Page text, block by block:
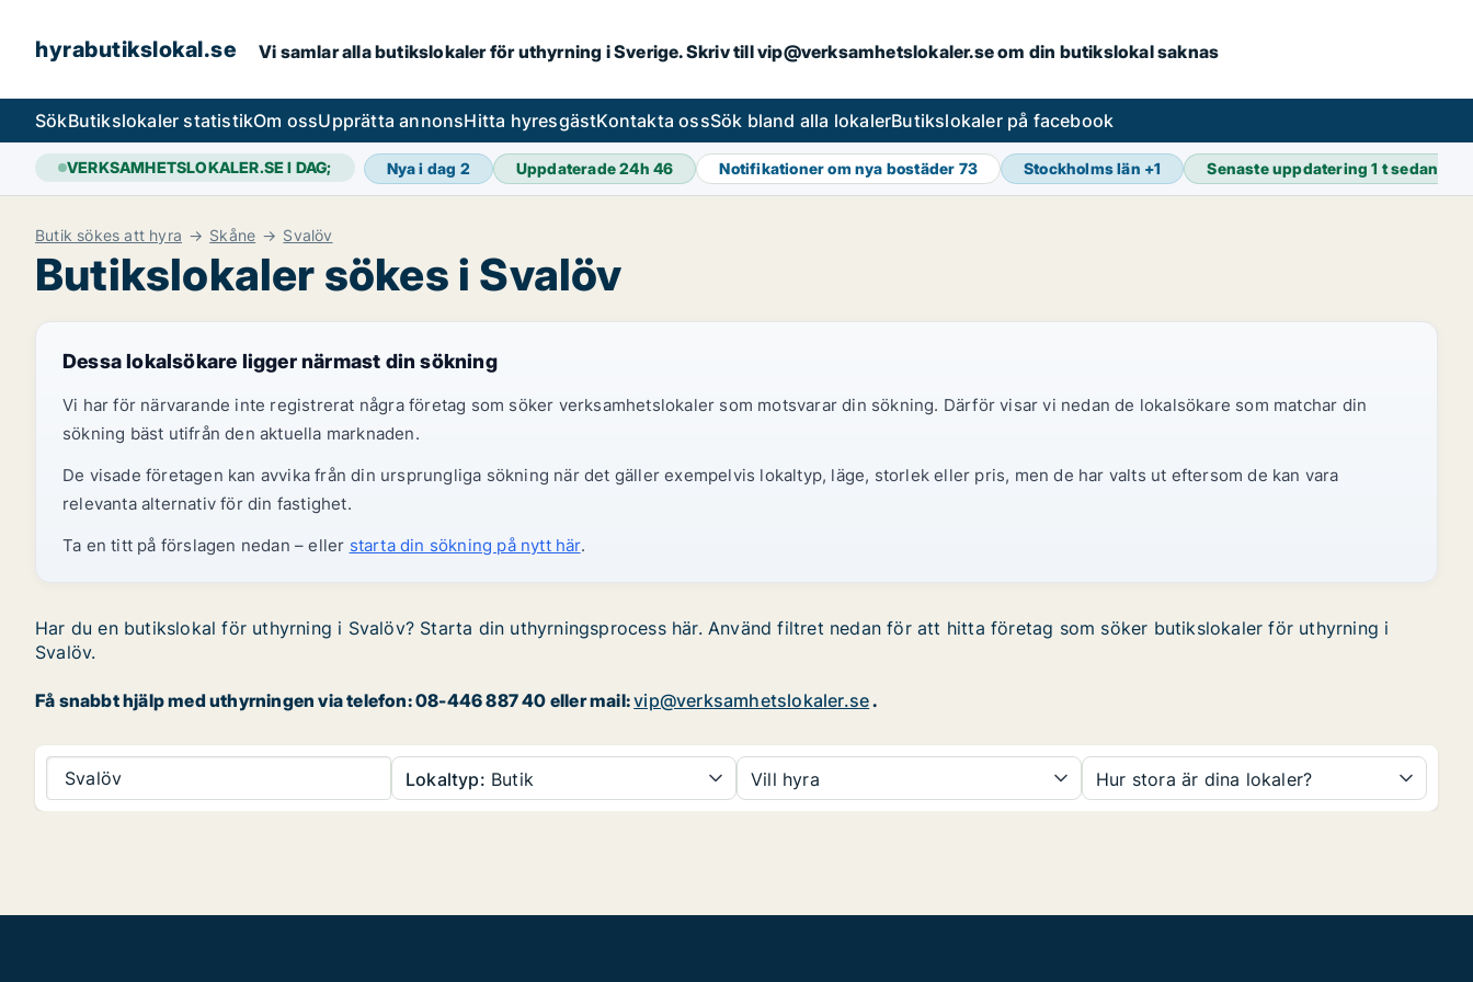
hyrabutikslokal.se Vi samlar alla butikslokaler för uthyrning i Sverige. Skriv till vip@verksamhetslokaler.se om din butikslokal saknas
SökButikslokaler statistikOm ossUpprätta annonsHitta hyresgästKontakta ossSök bland alla lokalerButikslokaler på facebook
VERKSAMHETSLOKALER.SE I DAG; Nya i dag 2 Uppdaterade 24h46 Notifikationer om nya bostäder 73 Stockholms län +1 Senaste uppdatering1 t sedan
Butik sökes att hyra Skåne Svalöv
Butikslokaler sökes i Svalöv
Dessa lokalsökare ligger närmast din sökning
Vi har för närvarande inte registrerat några företag som söker verksamhetslokaler som motsvarar din sökning. Därför visar vi nedan de lokalsökare som matchar din
sökning bäst utifrån den aktuella marknaden.
De visade företagen kan avvika från din ursprungliga sökning när det gäller exempelvis lokaltyp, läge, storlek eller pris, men de har valts ut eftersom de kan vara
relevanta alternativ för din fastighet.
Ta en titt på förslagen nedan – eller starta din sökning på nytt här.
Har du en butikslokal för uthyrning i Svalöv? Starta din uthyrningsprocess här. Använd filtret nedan för att hitta företag som söker butikslokaler för uthyrning i
Svalöv.
Få snabbt hjälp med uthyrningen via telefon: 08-446 887 40 eller mail:vip@verksamhetslokaler.se.
Svalöv Lokaltyp: Butik Vill hyra Hur stora är dina lokaler?